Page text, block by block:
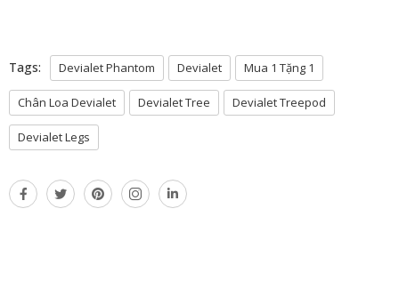
Tags: Devialet Phantom Devialet Mua 1 Tặng 1
Chân Loa Devialet Devialet Tree Devialet Treepod
Devialet Legs